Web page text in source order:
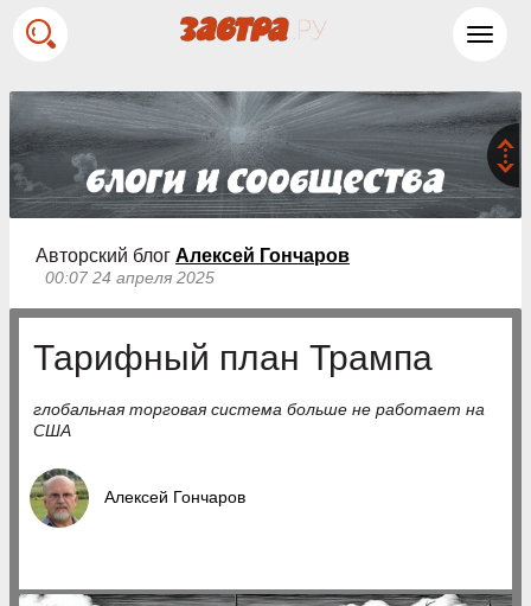
Авторский блог Алексей Гончаров
00:07 24 апреля 2025
Тарифный план Трампа
глобальная торговая система больше не работает на
США
Алексей Гончаров